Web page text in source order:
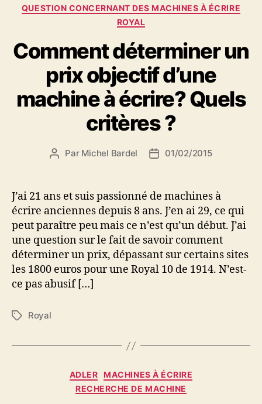
QUESTION CONCERNANT DES MACHINES À ÉCRIRE
ROYAL
Comment déterminer un
prix objectif d’une
machine à écrire? Quels
critères ?
Auteur
Par Michel Bardel
Date01/02/2015
J’ai 21 ans et suis passionné de machines à
écrire anciennes depuis 8 ans. J’en ai 29, ce qui
peut paraître peu mais ce n’est qu’un début. J’ai
une question sur le fait de savoir comment
déterminer un prix, dépassant sur certains sites
les 1800 euros pour une Royal 10 de 1914. N’est-
ce pas abusif […]
Étiquettes
Royal
Catégories
ADLER
MACHINES À ÉCRIRE
RECHERCHE DE MACHINE